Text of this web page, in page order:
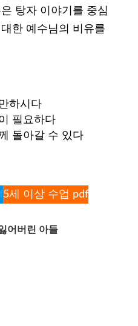
탕자 이야기를 중심
한 예수님의 비유를
하시다
필요하다
돌아갈 수 있다
5세 이상 수업 pdf
어버린 아들